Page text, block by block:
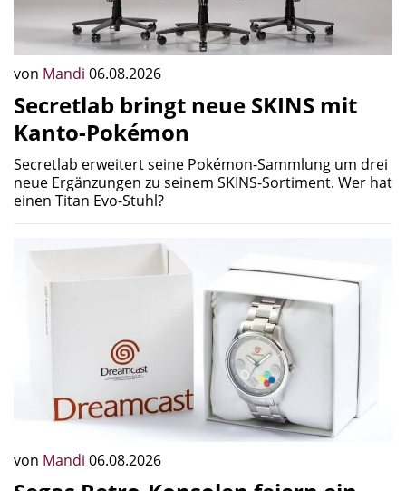
von Mandi 06.08.2026
Secretlab bringt neue SKINS mit
Kanto-Pokémon
Secretlab erweitert seine Pokémon-Sammlung um drei
neue Ergänzungen zu seinem SKINS-Sortiment. Wer hat
einen Titan Evo-Stuhl?
von Mandi 06.08.2026